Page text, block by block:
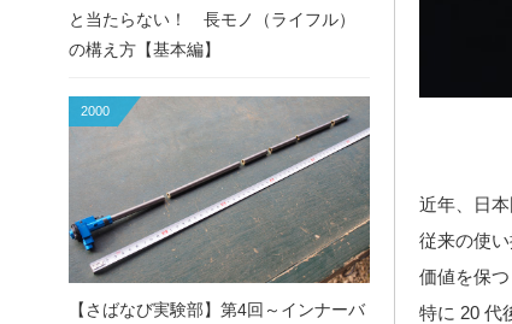
近年、日
従来の使
価値を保
特に 20 代
と当たらない！ 長モノ（ライフル）
の構え方【基本編】
2000
【さばなび実験部】第4回～インナーバ